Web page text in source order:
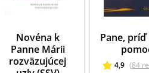
Novéna k
Panne Márii
rozväzujúcej
Pane, príď
4,9 (84